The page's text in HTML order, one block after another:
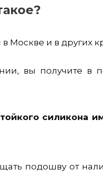
Москве и в других
вы получите в
силикона
подошву от